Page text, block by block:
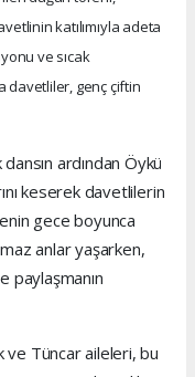
katılımıyla adeta
ve sıcak
davetliler, genç çiftin
ardından Öykü
keserek davetlilerin
gece boyunca
anlar yaşarken,
paylaşmanın
ve Tüncar aileleri, bu